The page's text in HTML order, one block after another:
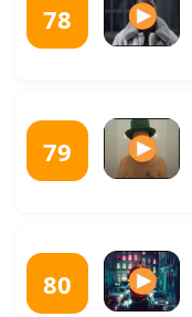
78
79
80